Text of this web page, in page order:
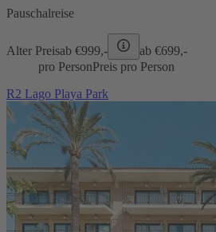
Pauschalreise
Alter Preisab €999,- ab €699,-
pro PersonPreis pro Person
R2 Lago Playa Park